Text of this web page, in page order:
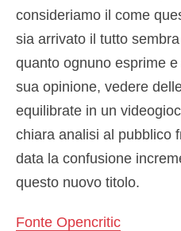
consideriamo il come
sia arrivato il tutto
quanto ognuno esprime
sua opinione, vedere
equilibrate in un
chiara analisi al pubblico
data la confusione
questo nuovo titolo.
Fonte Opencritic